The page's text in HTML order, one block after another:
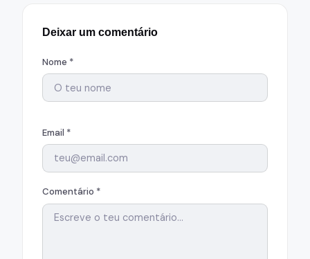
Deixar um comentário
Nome *
Email *
Comentário *